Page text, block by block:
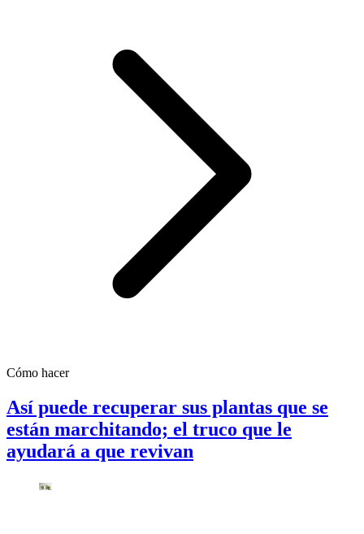
Cómo hacer
Así puede recuperar sus plantas que se
están marchitando; el truco que le
ayudará a que revivan